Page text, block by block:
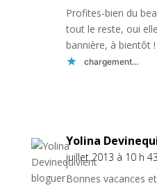
Profites-bien du
tout le reste, oui
bannière, à bientôt
chargement…
Yolina
juillet 2013 à 10 h
Bonnes vacances